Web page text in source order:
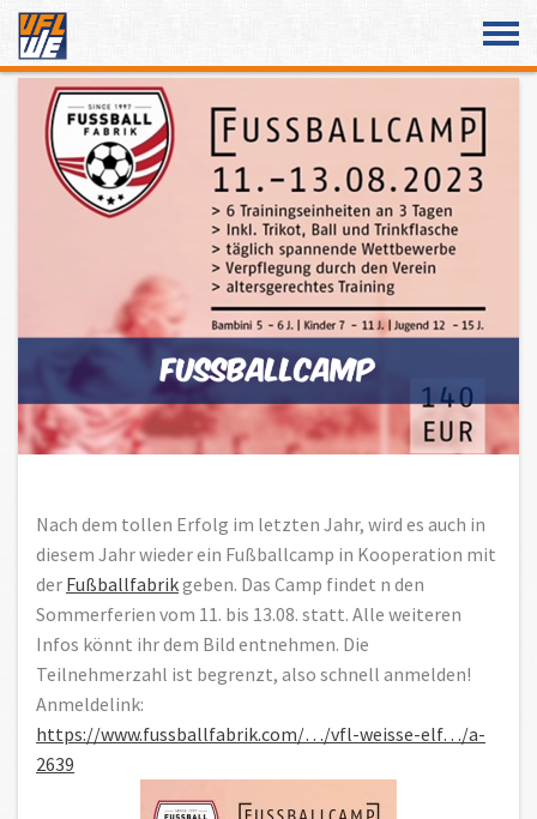
Überspringe den Content
Nach dem tollen Erfolg im letzten Jahr, wird es auch in
diesem Jahr wieder ein Fußballcamp in Kooperation mit
der Fußballfabrikgeben. Das Camp findet n den
Sommerferien vom 11. bis 13.08. statt. Alle weiteren
Infos könnt ihr dem Bild entnehmen. Die
Teilnehmerzahl ist begrenzt, also schnell anmelden!
Anmeldelink:
https://www.fussballfabrik.com/…/vfl-weisse-elf…/a-
2639